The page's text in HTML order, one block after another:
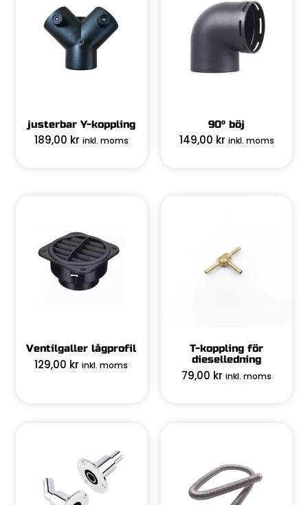
justerbar Y-koppling
189,00 kr inkl. moms
90° böj
149,00 kr inkl. moms
Ventilgaller lågprofil
129,00 kr inkl. moms
T-koppling för
dieselledning
79,00 kr inkl. moms